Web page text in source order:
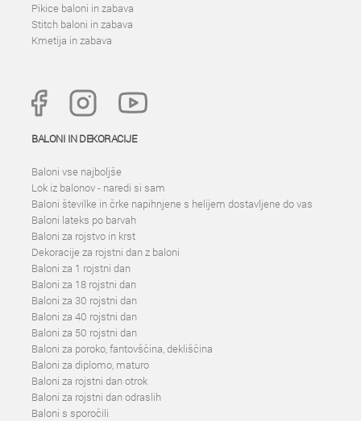
Pikice baloni in zabava
Stitch baloni in zabava
Kmetija in zabava
BALONI IN DEKORACIJE
Baloni vse najboljše
Lok iz balonov - naredi si sam
Baloni številke in črke napihnjene s helijem dostavljene do vas
Baloni lateks po barvah
Baloni za rojstvo in krst
Dekoracije za rojstni dan z baloni
Baloni za 1 rojstni dan
Baloni za 18 rojstni dan
Baloni za 30 rojstni dan
Baloni za 40 rojstni dan
Baloni za 50 rojstni dan
Baloni za poroko, fantovščina, dekliščina
Baloni za diplomo, maturo
Baloni za rojstni dan otrok
Baloni za rojstni dan odraslih
Baloni s sporočili